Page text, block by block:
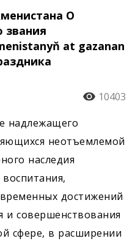
О
звания
at gazanan
10403
надлежащего
неотъемлемой
наследия
достижений
и совершенствования
сфере, в расширении